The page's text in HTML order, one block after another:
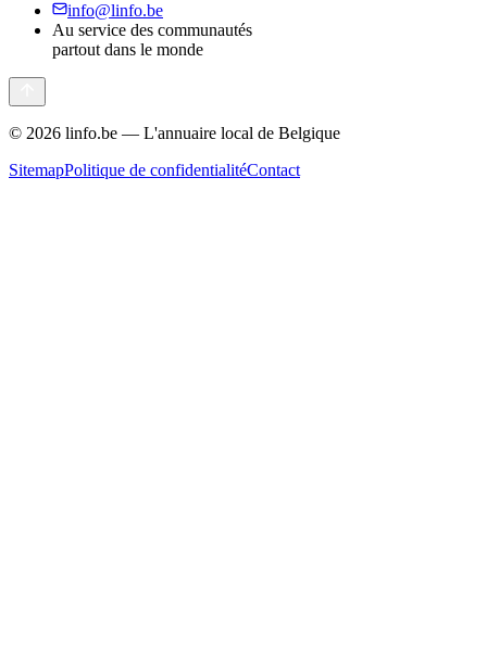
info@linfo.be
Au service des communautés
partout dans le monde
© 2026 linfo.be — L'annuaire local de Belgique
SitemapPolitique de confidentialitéContact